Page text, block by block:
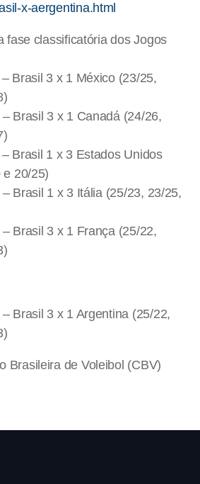
x-aergentina.html
fase classificatória dos Jogos
Brasil 3 x 1 México (23/25,
Brasil 3 x 1 Canadá (24/26,
Brasil 1 x 3 Estados Unidos
e 20/25)
Brasil 1 x 3 Itália (25/23, 23/25,
Brasil 3 x 1 França (25/22,
Brasil 3 x 1 Argentina (25/22,
Brasileira de Voleibol (CBV)